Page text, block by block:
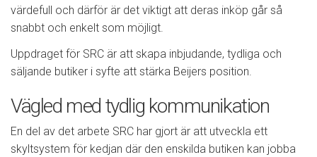
värdefull och därför är det viktigt att deras inköp går så
snabbt och enkelt som möjligt.
Uppdraget för SRC är att skapa inbjudande, tydliga och
säljande butiker i syfte att stärka Beijers position.
Vägled med tydlig kommunikation
En del av det arbete SRC har gjort är att utveckla ett
skyltsystem för kedjan där den enskilda butiken kan jobba